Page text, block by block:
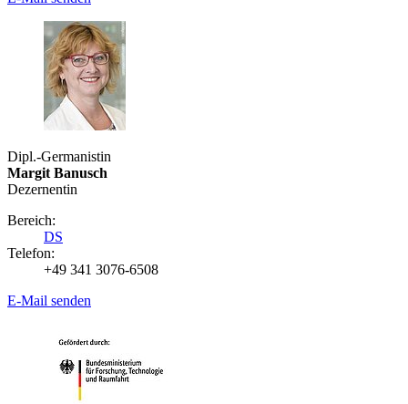
Dipl.-Germanistin
Margit Banusch
Dezernentin
Bereich:
DS
Telefon:
+49 341 3076-6508
E-Mail senden